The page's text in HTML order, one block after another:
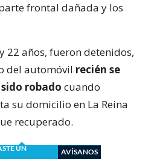
frontal dañada y los
22 años, fueron detenidos,
del automóvil recién se
robado cuando
su domicilio en La Reina
recuperado.
UN
AVÍSANOS